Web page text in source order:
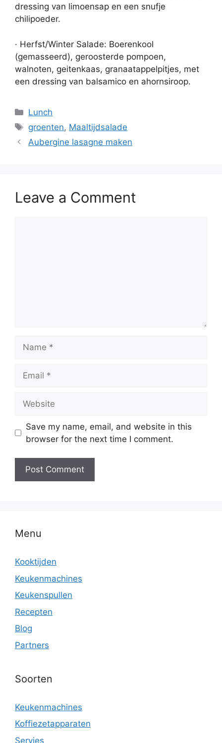
dressing van limoensap en een snufje
chilipoeder.
· Herfst/Winter Salade: Boerenkool
(gemasseerd), geroosterde pompoen,
walnoten, geitenkaas, granaatappelpitjes, met
een dressing van balsamico en ahornsiroop.
Lunch
groenten, Maaltijdsalade
Aubergine lasagne maken
Leave a Comment
Save my name, email, and website in this
browser for the next time I comment.
Menu
Kooktijden
Keukenmachines
Keukenspullen
Recepten
Blog
Partners
Soorten
Keukenmachines
Koffiezetapparaten
Servies